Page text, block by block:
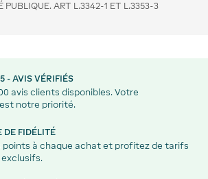
PUBLIQUE. ART L.3342-1 ET L.3353-3
- AVIS VÉRIFIÉS
avis clients disponibles. Votre
notre priorité.
DE FIDÉLITÉ
points à chaque achat et profitez de tarifs